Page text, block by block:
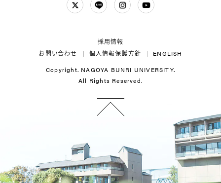
ENGLISH
個人情報保護方針
お問い合わせ
採用情報
Copyright. NAGOYA BUNRI UNIVERSITY.
All Rights Reserved.